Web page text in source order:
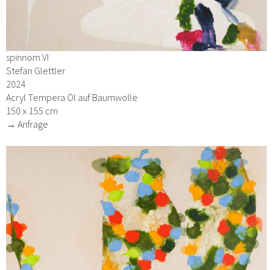
spinnom VI
Stefan Glettler
2024
Acryl Tempera Öl auf Baumwolle
150 x 155 cm
→ Anfrage